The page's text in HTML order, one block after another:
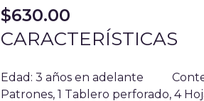
$630.00
CARACTERÍSTICAS
Edad: 3 años en adelante
Patrones, 1 Tablero perforado, 4